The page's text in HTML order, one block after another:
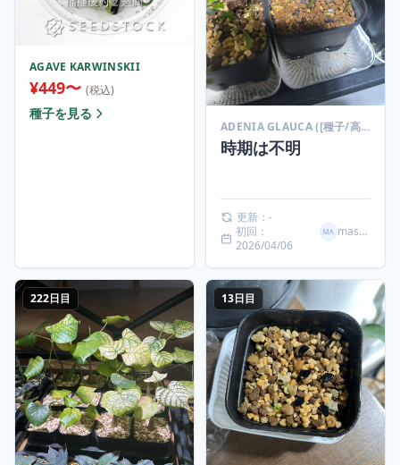
AGAVE KARWINSKII
¥449〜 (税込)
種子を見る
ADENIA GLAUCA ([種子/高難度] アデニア グラウカ)
時期は不明
更新：-
初回：
2026/04/06
masaki
222日目 13日目